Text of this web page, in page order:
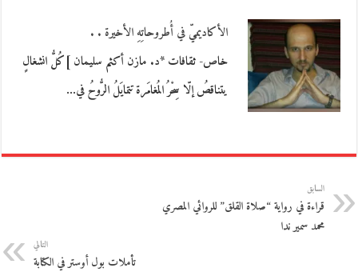
الأكاديميّ في أُطروحاتِهِ الأخيرة . .
خاص- ثقافات *د. مازن أكثم سليمان ]كُلُّ انشغالٍ
يتناقصُ إلّا سِحْرُ المُغامَرة تتمايَلُ الرُّوحُ في…
السابق
قراءة في رواية “صلاة القلق” للروائي المصري
محمد سمير ندا
التالي
تأملات بول أوستر في الكتابة